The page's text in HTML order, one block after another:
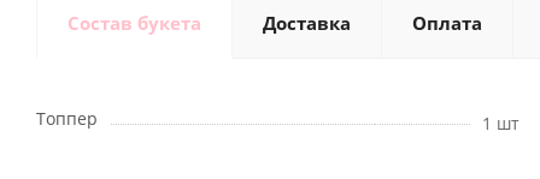
Состав букета Доставка Оплата
Топпер 1 шт